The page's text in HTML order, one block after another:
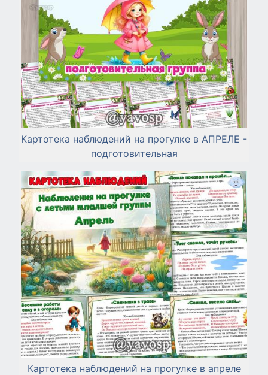
Картотека наблюдений на прогулке в АПРЕЛЕ -
подготовительная
Картотека наблюдений на прогулке в апреле